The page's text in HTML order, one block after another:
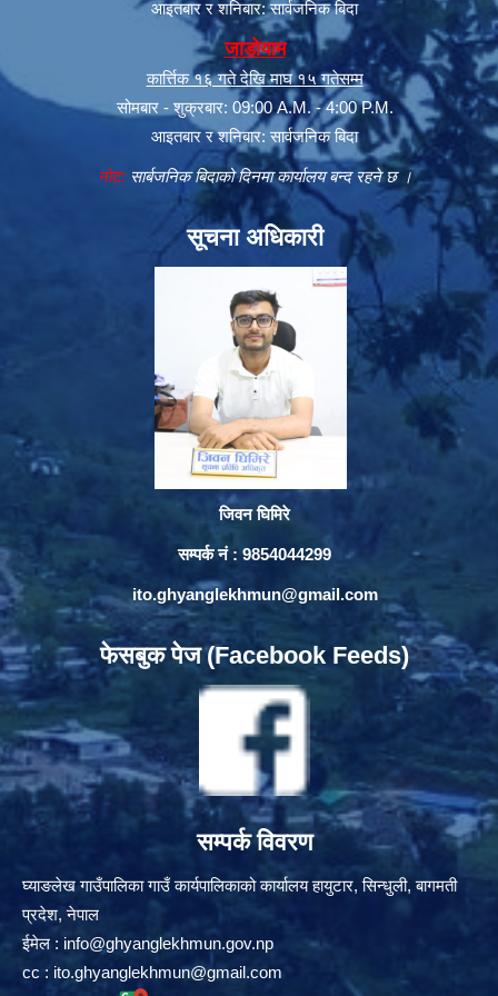
आइतबार र शनिबार: सार्वजनिक बिदा
जाडोयाम
कार्त्तिक १६ गते देखि माघ १५ गतेसम्म
सोमबार - शुक्रबार: 09:00 A.M. - 4:00 P.M.
आइतबार र शनिबार: सार्वजनिक बिदा
नोट:सार्बजनिक बिदाको दिनमा कार्यालय बन्द रहने छ ।
सूचना अधिकारी
जिवन घिमिरे
सम्पर्क नं : 9854044299
ito.ghyanglekhmun@gmail.com
फेसबुक पेज (Facebook Feeds)
सम्पर्क विवरण
घ्याङलेख गाउँपालिका गाउँ कार्यपालिकाको कार्यालय हायुटार, सिन्धुली, बागमती
प्रदेश, नेपाल
ईमेल : info@ghyanglekhmun.gov.np
cc : ito.ghyanglekhmun@gmail.com